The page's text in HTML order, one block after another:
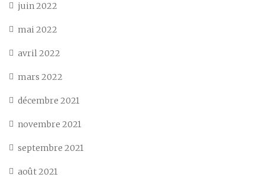
juin 2022
mai 2022
avril 2022
mars 2022
décembre 2021
novembre 2021
septembre 2021
août 2021